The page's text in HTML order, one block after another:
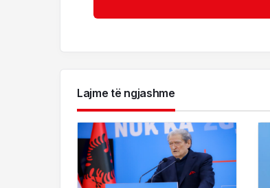
Lajme të ngjashme